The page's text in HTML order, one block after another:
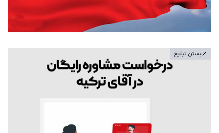
بستن تبلیغ